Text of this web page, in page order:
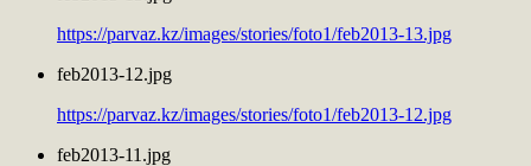
https://parvaz.kz/images/stories/foto1/feb2013-13.jpg
feb2013-12.jpg
https://parvaz.kz/images/stories/foto1/feb2013-12.jpg
feb2013-11.jpg